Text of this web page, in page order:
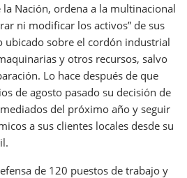
Nación, ordena a la multinacional
ni modificar los activos” de sus
ubicado sobre el cordón industrial
y otros recursos, salvo
Lo hace después de que
de agosto pasado su decisión de
del próximo año y seguir
a sus clientes locales desde su
de 120 puestos de trabajo y